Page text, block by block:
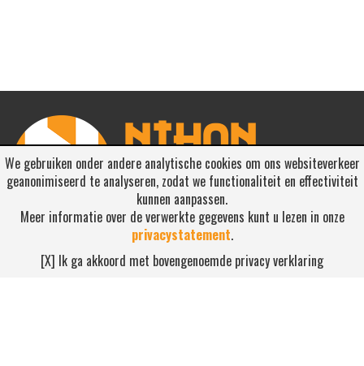
We gebruiken onder andere analytische cookies om ons websiteverkeer
geanonimiseerd te analyseren, zodat we functionaliteit en effectiviteit
kunnen aanpassen.
Meer informatie over de verwerkte gegevens kunt u lezen in onze
privacystatement.
[X] Ik ga akkoord met bovengenoemde privacy verklaring